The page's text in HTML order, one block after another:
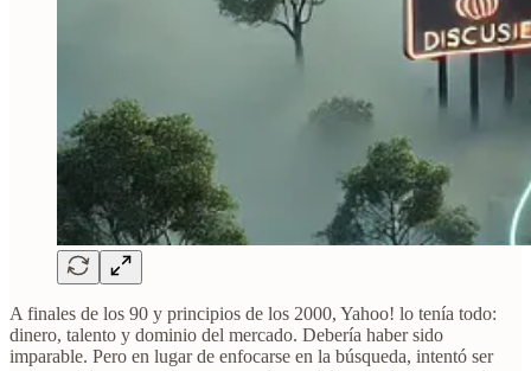
A finales de los 90 y principios de los 2000, Yahoo! lo tenía todo:
dinero, talento y dominio del mercado. Debería haber sido
imparable. Pero en lugar de enfocarse en la búsqueda, intentó ser